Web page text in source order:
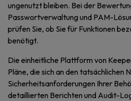
ungenutzt bleiben. Bei der
Passwortverwaltung und PAM-
prüfen Sie, ob Sie für Funktionen
benötigt.
Die einheitliche Plattform von
Pläne, die sich an den tatsächlichen
Sicherheitsanforderungen Ihrer
detaillierten Berichten und Audit-